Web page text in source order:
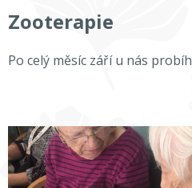
Zooterapie
Po celý měsíc září u nás